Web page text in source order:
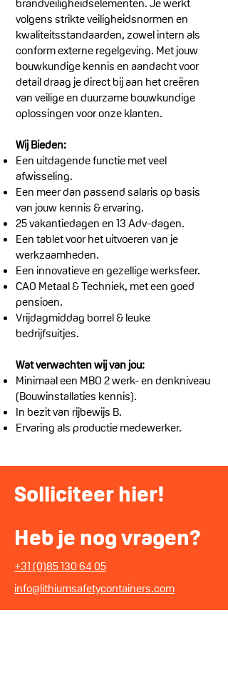
brandveiligheidselementen. Je werkt
volgens strikte veiligheidsnormen en
kwaliteitsstandaarden, zowel intern als
conform externe regelgeving. Met jouw
bouwkundige kennis en aandacht voor
detail draag je direct bij aan het creëren
van veilige en duurzame bouwkundige
oplossingen voor onze klanten.
Wij Bieden:
Een uitdagende functie met veel
afwisseling.
Een meer dan passend salaris op basis
van jouw kennis & ervaring.
25 vakantiedagen en 13 Adv-dagen.
Een tablet voor het uitvoeren van je
werkzaamheden.
Een innovatieve en gezellige werksfeer.
CAO Metaal & Techniek, met een goed
pensioen.
Vrijdagmiddag borrel & leuke
bedrijfsuitjes.
Wat verwachten wij van jou:
Minimaal een MBO 2 werk- en denkniveau
(Bouwinstallaties kennis).
In bezit van rijbewijs B.
Ervaring als productie medewerker.
Solliciteerhier!
Heb je nog vragen?
+31 (0)85 130 64 05
info@lithiumsafetycontainers.com